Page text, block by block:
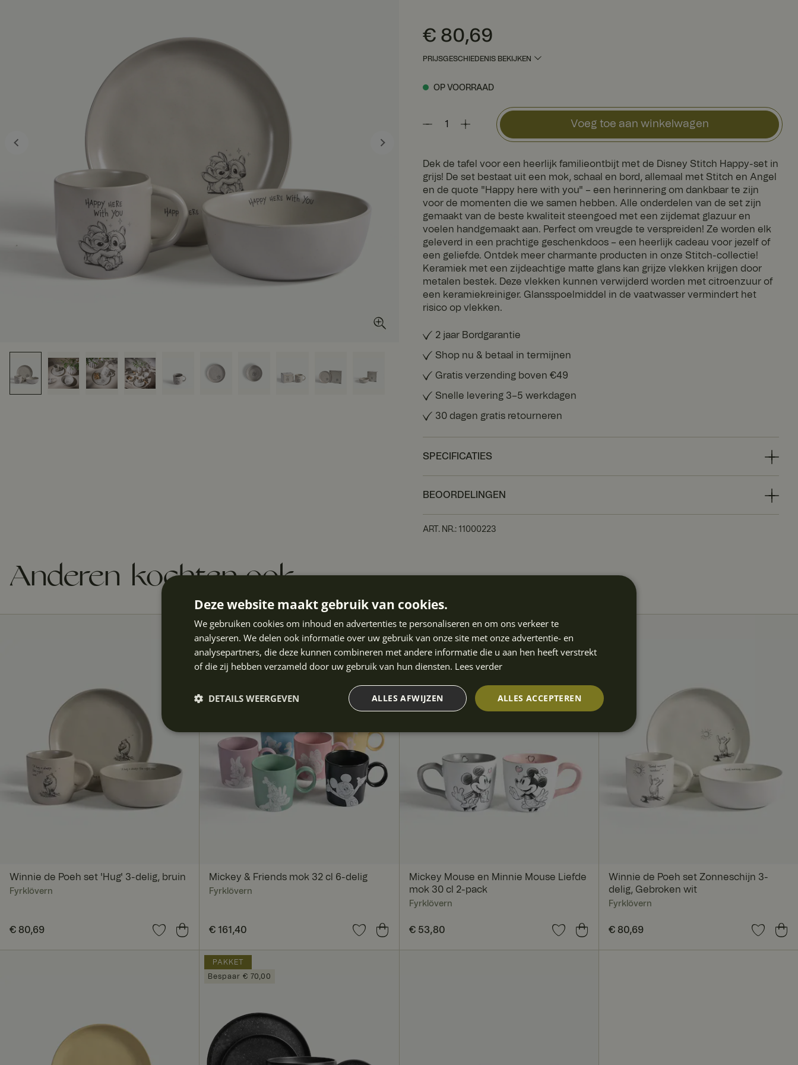
Prijs :€ 80,69
€ 80,69
PRIJSGESCHIEDENIS BEKIJKEN
OP VOORRAAD
Voeg toe aan winkelwagen
Dek de tafel voor een heerlijk familieontbijt met de Disney Stitch Happy-set in
grijs! De set bestaat uit een mok, schaal en bord, allemaal met Stitch en Angel
en de quote "Happy here with you" – een herinnering om dankbaar te zijn
voor de momenten die we samen hebben. Alle onderdelen van de set zijn
gemaakt van de beste kwaliteit steengoed met een zijdemat glazuur en
voelen handgemaakt aan. Perfect om vreugde te verspreiden! Ze worden elk
geleverd in een prachtige geschenkdoos – een heerlijk cadeau voor jezelf of
een geliefde. Ontdek meer charmante producten in onze Stitch-collectie!
Keramiek met een zijdeachtige matte glans kan grijze vlekken krijgen door
metalen bestek. Deze vlekken kunnen verwijderd worden met citroenzuur of
een keramiekreiniger. Glansspoelmiddel in de vaatwasser vermindert het
risico op vlekken.
2 jaar Bordgarantie
Shop nu & betaal in termijnen
Gratis verzending boven €49
Snelle levering 3–5 werkdagen
30 dagen gratis retourneren
SPECIFICATIES
BEOORDELINGEN
ART. NR.: 11000223
Anderen kochten ook
Winnie de Poeh set 'Hug' 3-delig, bruin
Fyrklövern
Prijs:€ 80,69
€ 80,69
PAKKET
Mickey & Friends mok 32 cl 6-delig
Fyrklövern
Prijs:€ 161,40
€ 161,40
Mickey Mouse en Minnie Mouse Liefde
mok 30 cl 2-pack
Fyrklövern
Prijs:€ 53,80
€ 53,80
Winnie de Poeh set Zonneschijn 3-
delig, Gebroken wit
Fyrklövern
Prijs:€ 80,69
€ 80,69
PAKKET
Bespaar € 70,00
Deze website maakt gebruik van cookies.
We gebruiken cookies om inhoud en advertenties te personaliseren en om ons verkeer te
analyseren. We delen ook informatie over uw gebruik van onze site met onze advertentie- en
analysepartners, die deze kunnen combineren met andere informatie die u aan hen heeft verstrekt
of die zij hebben verzameld door uw gebruik van hun diensten. Lees verder
ALLES ACCEPTEREN
ALLES AFWIJZEN
DETAILS WEERGEVEN